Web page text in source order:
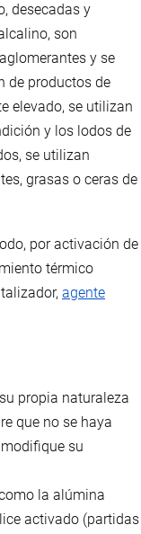
desecadas y
son
y se
de productos de
elevado, se utilizan
y los lodos de
se utilizan
grasas o ceras de
por activación de
térmico
agente
propia naturaleza
que no se haya
su
la alúmina
activado (partidas